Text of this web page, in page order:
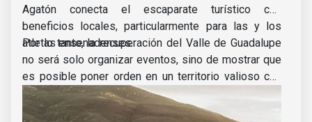
Agatón conecta el escaparate turístico con
beneficios locales, particularmente para las y los
atletas ensenadenses.
Por lo tanto, la recuperación del Valle de Guadalupe
no será solo organizar eventos, sino de mostrar que
es posible poner orden en un territorio valioso con
una visión que promueva el orden y los resultados en
beneficio del bienestar de las personas.